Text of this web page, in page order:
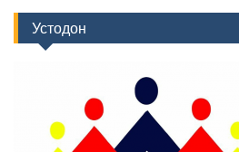
Устодон